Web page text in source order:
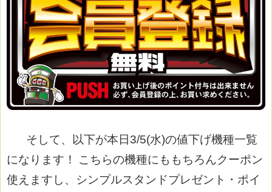
そして、以下が本日3/5(水)の値下げ機種一覧
になります！
こちらの機種にももちろんクーポン
使えますし、シンプルスタンドプレゼント・ポイ